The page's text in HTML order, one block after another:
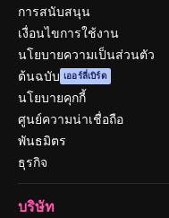
การสนับสนุน
เงื่อนไขการใช้งาน
นโยบายความเป็นส่วนตัว
ต้นฉบับ เออร์ลี่เบิร์ด
นโยบายคุกกี้
ศูนย์ความน่าเชื่อถือ
พันธมิตร
ธุรกิจ
บริษัท